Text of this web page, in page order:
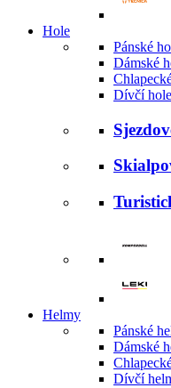
Hole
Pánské
Dámské
Dívčí hole
Helmy
Pánské
Dámské
Dívčí